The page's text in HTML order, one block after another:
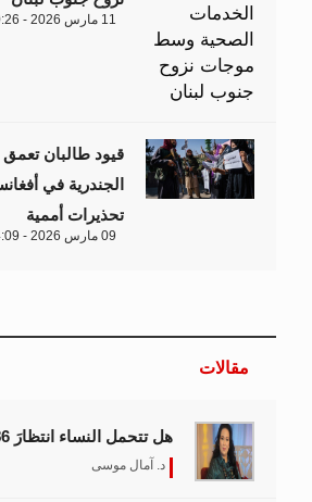
11 مارس 2026 - 10:26
قيود طالبان تعمق
الجندرية في
تحذيرات أممية
09 مارس 2026 - 14:09
مقالات
هل تتحمل النساء انتظارَ 286 عاماً؟
د. آمال موسى